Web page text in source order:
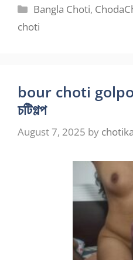
Categories
Bangla Choti,
choti
bour choti golpo
চটিগল্প
August 7, 2025 by